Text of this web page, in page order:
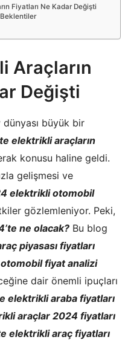
Fiyatları Ne Kadar Değişti
Araçların
Değişti
büyük bir
elektrikli araçların
konusu haline geldi.
gelişmesi ve
elektrikli otomobil
gözlemleniyor. Peki,
ne olacak? Bu blog
piyasası fiyatları
fiyat analizi
dair önemli ipuçları
elektrikli araba fiyatları
araçlar 2024 fiyatları
elektrikli araç fiyatları